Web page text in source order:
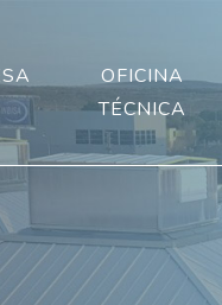
OFICINA
TÉCNICA